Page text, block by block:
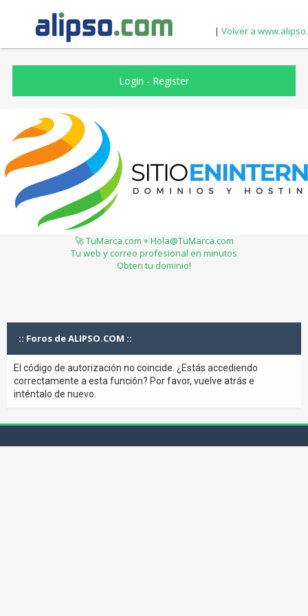
| Volver a
Login - Register
🚀 TuMarca.com + Hola@TuMarca.com
Tu web y correo profesional en minutos
Obten tu dominio!
:: Foros de ALIPSO.COM ::
El código de autorización no coincide. ¿Estás accediendo
correctamente a esta función? Por favor, vuelve atrás e
inténtalo de nuevo.